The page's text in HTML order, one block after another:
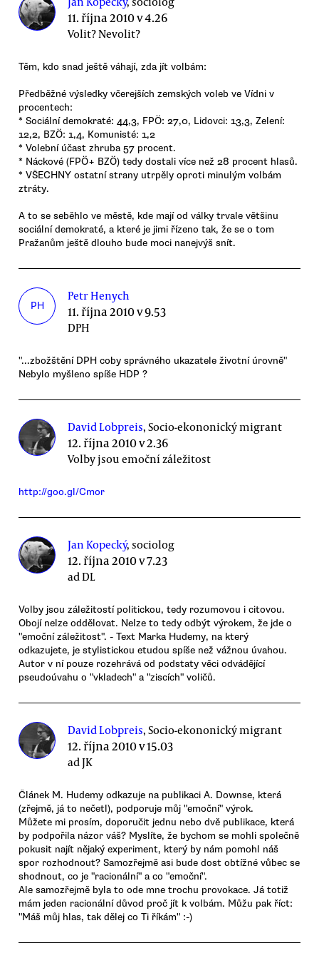
11. října 2010 v 4.26
Volit? Nevolit?
Těm, kdo snad ještě váhají, zda jít volbám:
Předběžné výsledky včerejších zemských voleb ve Vídni v
procentech:
* Sociální demokraté: 44,3, FPÖ: 27,0, Lidovci: 13,3, Zelení:
12,2, BZÖ: 1,4, Komunisté: 1,2
* Volební účast zhruba 57 procent.
* Náckové (FPÖ+ BZÖ) tedy dostali více než 28 procent hlasů.
* VŠECHNY ostatní strany utrpěly oproti minulým volbám
ztráty.
A to se seběhlo ve městě, kde mají od války trvale většinu
sociální demokraté, a které je jimi řízeno tak, že se o tom
Pražanům ještě dlouho bude moci nanejvýš snít.
PH
Petr Henych
11. října 2010 v 9.53
DPH
"...zbožštění DPH coby správného ukazatele životní úrovně"
Nebylo myšleno spíše HDP ?
David Lobpreis, Socio-ekononický migrant
12. října 2010 v 2.36
Volby jsou emoční záležitost
http://goo.gl/Cmor
Jan Kopecký, sociolog
12. října 2010 v 7.23
ad DL
Volby jsou záležitostí politickou, tedy rozumovou i citovou.
Obojí nelze oddělovat. Nelze to tedy odbýt výrokem, že jde o
"emoční záležitost". - Text Marka Hudemy, na který
odkazujete, je stylistickou etudou spíše než vážnou úvahou.
Autor v ní pouze rozehrává od podstaty věci odvádějící
pseudoúvahu o "vkladech" a "ziscích" voličů.
David Lobpreis, Socio-ekononický migrant
12. října 2010 v 15.03
ad JK
Článek M. Hudemy odkazuje na publikaci A. Downse, která
(zřejmě, já to nečetl), podporuje můj "emoční" výrok.
Můžete mi prosím, doporučit jednu nebo dvě publikace, která
by podpořila názor váš? Myslíte, že bychom se mohli společně
pokusit najít nějaký experiment, který by nám pomohl náš
spor rozhodnout? Samozřejmě asi bude dost obtížné vůbec se
shodnout, co je "racionální" a co "emoční".
Ale samozřejmě byla to ode mne trochu provokace. Já totiž
mám jeden racionální důvod proč jít k volbám. Můžu pak říct:
"Máš můj hlas, tak dělej co Ti říkám" :-)